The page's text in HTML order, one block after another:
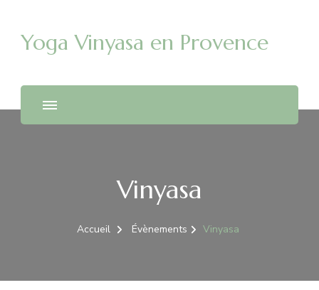
Yoga Vinyasa en Provence
Vinyasa
Accueil Évènements Vinyasa